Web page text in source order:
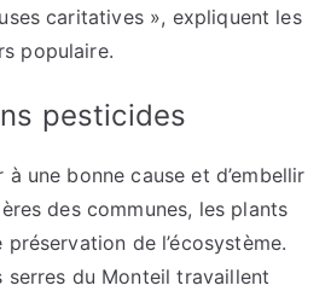
caritatives », expliquent les
populaire.
pesticides
une bonne cause et d’embellir
des communes, les plants
préservation de l’écosystème.
serres du Monteil travaillent